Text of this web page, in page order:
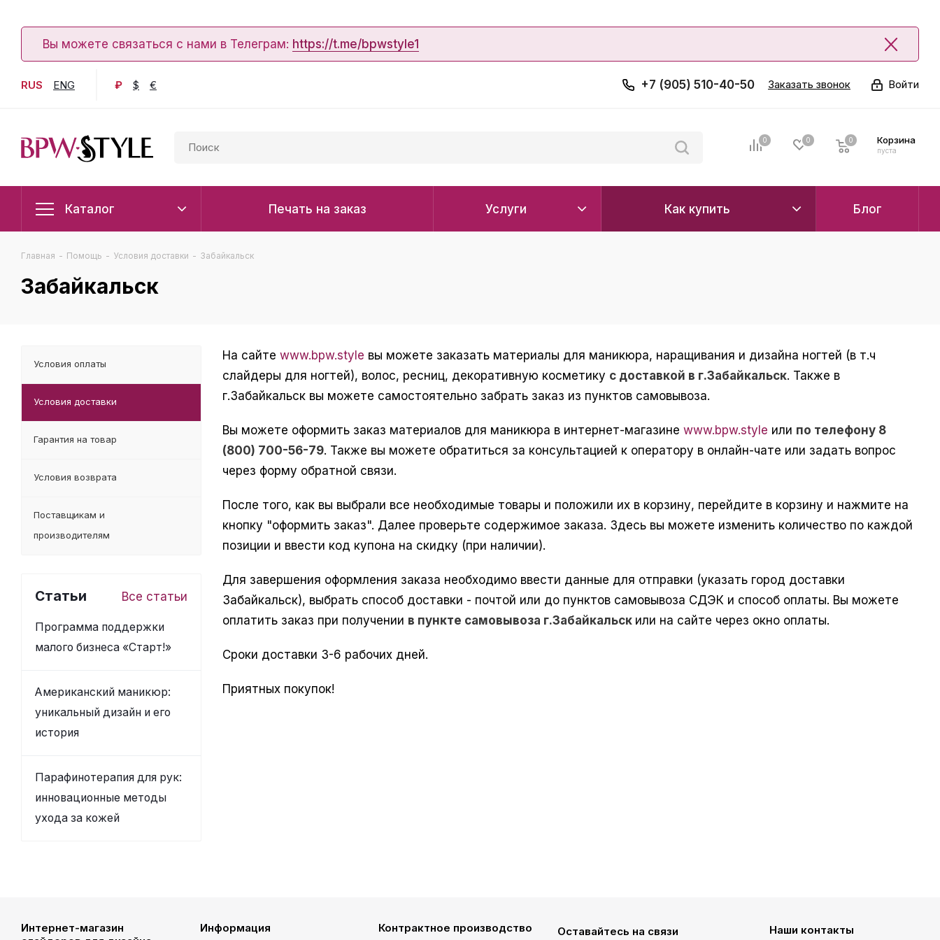
Вы можете связаться с нами в Телеграм: https://t.me/bpwstyle1
RUS ENG ₽ $ € Войти
+7 (905) 510-40-50 Заказать звонок
0 0 Корзина
0
пуста
0
Каталог Печать на заказ Услуги Как купить Блог
Главная - Помощь - Условия доставки - Забайкальск
Забайкальск
На сайте www.bpw.style вы можете заказать материалы для маникюра, наращивания и дизайна ногтей (в т.ч
слайдеры для ногтей), волос, ресниц, декоративную косметику с доставкой в г.Забайкальск. Также в
г.Забайкальск вы можете самостоятельно забрать заказ из пунктов самовывоза.
Вы можете оформить заказ материалов для маникюра в интернет-магазине www.bpw.style или по телефону 8
(800) 700-56-79. Также вы можете обратиться за консультацией к оператору в онлайн-чате или задать вопрос
через форму обратной связи.
После того, как вы выбрали все необходимые товары и положили их в корзину, перейдите в корзину и нажмите на
кнопку "оформить заказ". Далее проверьте содержимое заказа. Здесь вы можете изменить количество по каждой
позиции и ввести код купона на скидку (при наличии).
Для завершения оформления заказа необходимо ввести данные для отправки (указать город доставки
Забайкальск), выбрать способ доставки - почтой или до пунктов самовывоза СДЭК и способ оплаты. Вы можете
оплатить заказ при получении в пункте самовывоза г.Забайкальск или на сайте через окно оплаты.
Сроки доставки 3-6 рабочих дней.
Приятных покупок!
Условия оплаты
Условия доставки
Гарантия на товар
Условия возврата
Поставщикам и
производителям
Статьи Все статьи
Программа поддержки
малого бизнеса «Старт!»
Американский маникюр:
уникальный дизайн и его
история
Парафинотерапия для рук:
инновационные методы
ухода за кожей
Интернет-магазин
Информация Контрактное производство Оставайтесь на связи Наши контакты